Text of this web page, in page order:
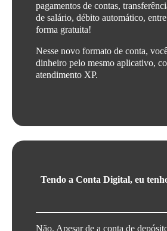
pagamentos de contas,
de salário, débito automático,
forma gratuita!
Nesse novo formato de conta,
dinheiro pelo mesmo aplicativo,
atendimento XP.
Tendo a Conta Digital, eu
Não. Apesar de a conta de